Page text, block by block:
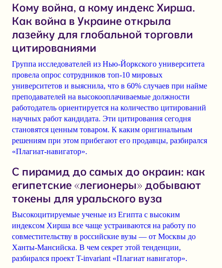
Кому война, а кому индекс Хирша.
Как война в Украине открыла
лазейку для глобальной торговли
цитированиями
Группа исследователей из Нью-Йоркского университета
провела опрос сотрудников топ-10 мировых
университетов и выяснила, что в 60% случаев при найме
преподавателей на высокооплачиваемые должности
работодатель ориентируется на количество цитирований
научных работ кандидата. Эти цитирования сегодня
становятся ценным товаром. К каким оригинальным
решениям при этом прибегают его продавцы, разбирался
«Плагиат-навигатор».
С пирамид до самых до окраин: как
египетские «легионеры» добывают
токены для уральского вуза
Высокоцитируемые ученые из Египта с высоким
индексом Хирша все чаще устраиваются на работу по
совместительству в российские вузы — от Москвы до
Ханты-Мансийска. В чем секрет этой тенденции,
разбирался проект T-invariant «Плагиат навигатор».